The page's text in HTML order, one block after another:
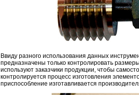
Ввиду разного использования данных
предназначены только контролировать
используют заказчики продукции, чтобы
контролируется процесс изготовления
приспособление изготавливается